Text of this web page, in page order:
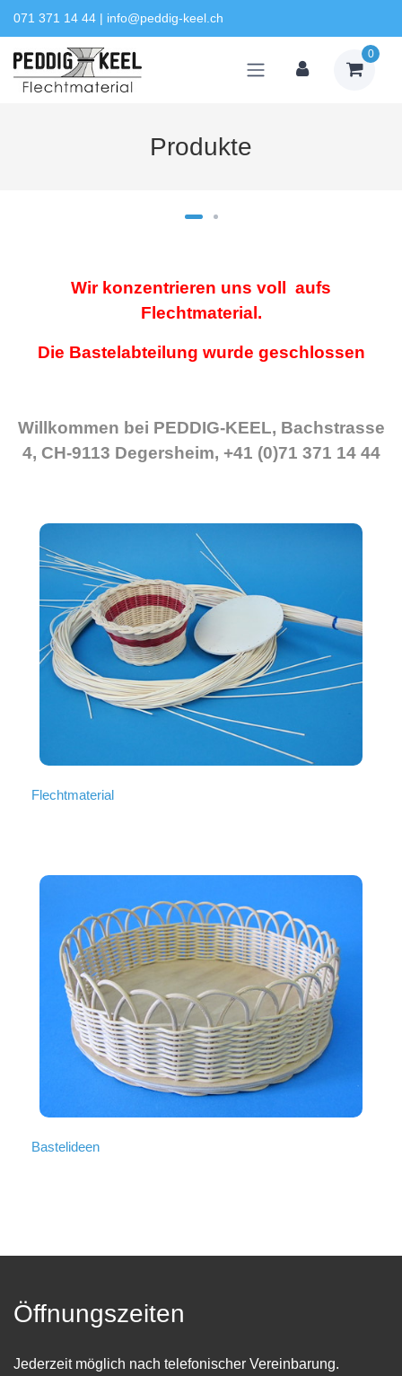
071 371 14 44 | info@peddig-keel.ch
0
Produkte
Wir konzentrieren uns voll aufs
Flechtmaterial.
Die Bastelabteilung wurde geschlossen
Willkommen bei PEDDIG-KEEL, Bachstrasse
4, CH-9113 Degersheim, +41 (0)71 371 14 44
Flechtmaterial
Bastelideen
Öffnungszeiten
Jederzeit möglich nach telefonischer Vereinbarung.